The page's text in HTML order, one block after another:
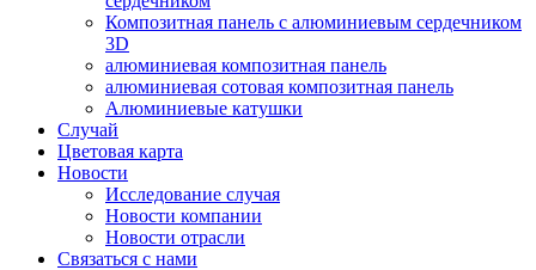
Композитная панель с алюминиевым сердечником
3D
алюминиевая композитная панель
алюминиевая сотовая композитная панель
Алюминиевые катушки
Случай
Цветовая карта
Новости
Исследование случая
Новости компании
Новости отрасли
Связаться с нами